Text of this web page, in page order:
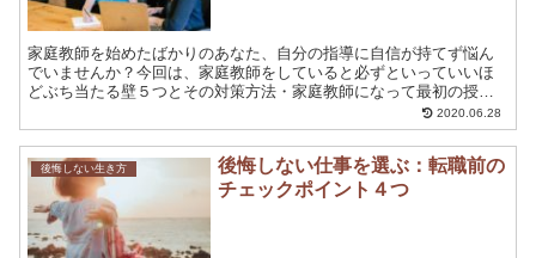
家庭教師を始めたばかりのあなた、自分の指導に自信が持てず悩ん
でいませんか？今回は、家庭教師をしていると必ずといっていいほ
どぶち当たる壁５つとその対策方法・家庭教師になって最初の授業
の際の教え方のコツをお話ししていきます。これで、あなたも脱家
庭教師初心者です！
2020.06.28
後悔しない生き方
後悔しない仕事を選ぶ：転職前の
チェックポイント４つ